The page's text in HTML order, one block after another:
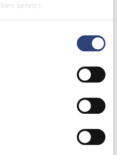
servizi.
generale riferiti a
dell’art.56 D.lgs. n.